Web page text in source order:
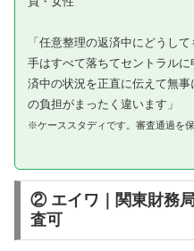
「任意整理の返済中にどうし
手はすべて落ちてセントラル
済中の状況を正直に伝えて無
の負担がまったく違います」
※ケーススタディです。審査通過を
② エイワ｜関東財務
査可